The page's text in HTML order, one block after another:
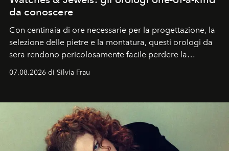
da conoscere
Con centinaia di ore necessarie per la progettazione, la
selezione delle pietre e la montatura, questi orologi da
sera rendono pericolosamente facile perdere la
cognizione del tempo. Ma con quadranti così
07.08.2026 di Silvia Frau